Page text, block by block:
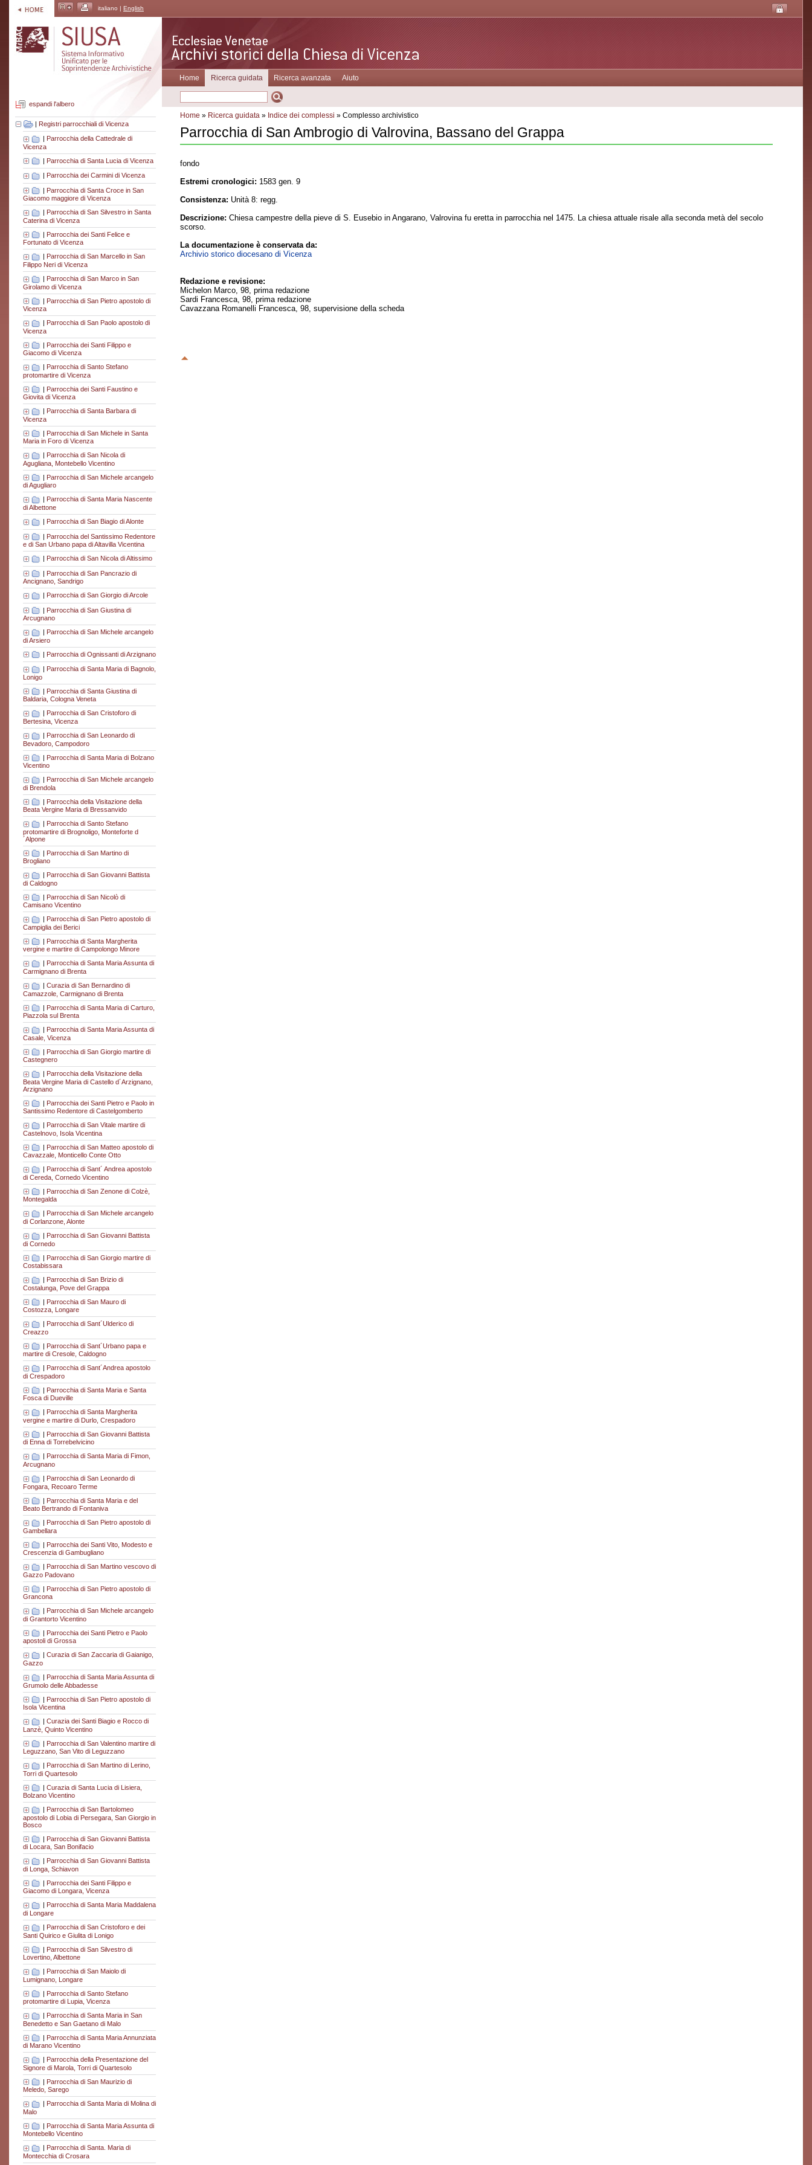
italiano | English
espandi l'albero
| Registri parrocchiali di Vicenza
| Parrocchia della Cattedrale di
Vicenza
| Parrocchia di Santa Lucia di Vicenza
Parrocchia dei Carmini di Vicenza
| Parrocchia di Santa Croce in San
Giacomo maggiore di Vicenza
Parrocchia di San Silvestro in Santa
Caterina di Vicenza
| Parrocchia dei Santi Felice e
Fortunato di Vicenza
Parrocchia di San Marcello in San
Filippo Neri di Vicenza
| Parrocchia di San Marco in San
Girolamo di Vicenza
| Parrocchia di San Pietro apostolo di
Vicenza
| Parrocchia di San Paolo apostolo di
Vicenza
| Parrocchia dei Santi Filippo e
Giacomo di Vicenza
| Parrocchia di Santo Stefano
protomartire di Vicenza
| Parrocchia dei Santi Faustino e
Giovita di Vicenza
Parrocchia di Santa Barbara di
Vicenza
| Parrocchia di San Michele in Santa
Maria in Foro di Vicenza
Parrocchia di San Nicola di
Agugliana, Montebello Vicentino
| Parrocchia di San Michele arcangelo
di Agugliaro
Parrocchia di Santa Maria Nascente
di Albettone
| Parrocchia di San Biagio di Alonte
| Parrocchia del Santissimo Redentore
e di San Urbano papa di Altavilla Vicentina
| Parrocchia di San Nicola di Altissimo
| Parrocchia di San Pancrazio di
Ancignano, Sandrigo
| Parrocchia di San Giorgio di Arcole
| Parrocchia di San Giustina di
Arcugnano
Parrocchia di San Michele arcangelo
di Arsiero
| Parrocchia di Ognissanti di Arzignano
Parrocchia di Santa Maria di Bagnolo,
Lonigo
| Parrocchia di Santa Giustina di
Baldaria, Cologna Veneta
Parrocchia di San Cristoforo di
Bertesina, Vicenza
| Parrocchia di San Leonardo di
Bevadoro, Campodoro
| Parrocchia di Santa Maria di Bolzano
Vicentino
| Parrocchia di San Michele arcangelo
di Brendola
| Parrocchia della Visitazione della
Beata Vergine Maria di Bressanvido
| Parrocchia di Santo Stefano
protomartire di Brognoligo, Monteforte d
´Alpone
| Parrocchia di San Martino di
Brogliano
Parrocchia di San Giovanni Battista
di Caldogno
| Parrocchia di San Nicolò di
Camisano Vicentino
Parrocchia di San Pietro apostolo di
Campiglia dei Berici
| Parrocchia di Santa Margherita
vergine e martire di Campolongo Minore
Parrocchia di Santa Maria Assunta di
Carmignano di Brenta
| Curazia di San Bernardino di
Camazzole, Carmignano di Brenta
| Parrocchia di Santa Maria di Carturo,
Piazzola sul Brenta
| Parrocchia di Santa Maria Assunta di
Casale, Vicenza
| Parrocchia di San Giorgio martire di
Castegnero
| Parrocchia della Visitazione della
Beata Vergine Maria di Castello d´Arzignano,
Arzignano
| Parrocchia dei Santi Pietro e Paolo in
Santissimo Redentore di Castelgomberto
Parrocchia di San Vitale martire di
Castelnovo, Isola Vicentina
| Parrocchia di San Matteo apostolo di
Cavazzale, Monticello Conte Otto
Parrocchia di Sant´ Andrea apostolo
di Cereda, Cornedo Vicentino
| Parrocchia di San Zenone di Colzè,
Montegalda
Parrocchia di San Michele arcangelo
di Corlanzone, Alonte
| Parrocchia di San Giovanni Battista
di Cornedo
| Parrocchia di San Giorgio martire di
Costabissara
| Parrocchia di San Brizio di
Costalunga, Pove del Grappa
| Parrocchia di San Mauro di
Costozza, Longare
Parrocchia di Sant´Ulderico di
Creazzo
| Parrocchia di Sant´Urbano papa e
martire di Cresole, Caldogno
Parrocchia di Sant´Andrea apostolo
di Crespadoro
| Parrocchia di Santa Maria e Santa
Fosca di Dueville
Parrocchia di Santa Margherita
vergine e martire di Durlo, Crespadoro
| Parrocchia di San Giovanni Battista
di Enna di Torrebelvicino
Parrocchia di Santa Maria di Fimon,
Arcugnano
| Parrocchia di San Leonardo di
Fongara, Recoaro Terme
| Parrocchia di Santa Maria e del
Beato Bertrando di Fontaniva
| Parrocchia di San Pietro apostolo di
Gambellara
| Parrocchia dei Santi Vito, Modesto e
Crescenzia di Gambugliano
Parrocchia di San Martino vescovo di
Gazzo Padovano
| Parrocchia di San Pietro apostolo di
Grancona
Parrocchia di San Michele arcangelo
di Grantorto Vicentino
| Parrocchia dei Santi Pietro e Paolo
apostoli di Grossa
Curazia di San Zaccaria di Gaianigo,
Gazzo
| Parrocchia di Santa Maria Assunta di
Grumolo delle Abbadesse
| Parrocchia di San Pietro apostolo di
Isola Vicentina
| Curazia dei Santi Biagio e Rocco di
Lanzè, Quinto Vicentino
| Parrocchia di San Valentino martire di
Leguzzano, San Vito di Leguzzano
| Parrocchia di San Martino di Lerino,
Torri di Quartesolo
| Curazia di Santa Lucia di Lisiera,
Bolzano Vicentino
Parrocchia di San Bartolomeo
apostolo di Lobia di Persegara, San Giorgio in
Bosco
| Parrocchia di San Giovanni Battista
di Locara, San Bonifacio
Parrocchia di San Giovanni Battista
di Longa, Schiavon
| Parrocchia dei Santi Filippo e
Giacomo di Longara, Vicenza
Parrocchia di Santa Maria Maddalena
di Longare
| Parrocchia di San Cristoforo e dei
Santi Quirico e Giulita di Lonigo
| Parrocchia di San Silvestro di
Lovertino, Albettone
| Parrocchia di San Maiolo di
Lumignano, Longare
| Parrocchia di Santo Stefano
protomartire di Lupia, Vicenza
| Parrocchia di Santa Maria in San
Benedetto e San Gaetano di Malo
| Parrocchia di Santa Maria Annunziata
di Marano Vicentino
Parrocchia della Presentazione del
Signore di Marola, Torri di Quartesolo
| Parrocchia di San Maurizio di
Meledo, Sarego
Parrocchia di Santa Maria di Molina di
Malo
| Parrocchia di Santa Maria Assunta di
Montebello Vicentino
Parrocchia di Santa. Maria di
Montecchia di Crosara
Home Ricerca guidata Ricerca avanzata Aiuto
Home » Ricerca guidata » Indice dei complessi » Complesso archivistico
Parrocchia di San Ambrogio di Valrovina, Bassano del Grappa
fondo
Estremi cronologici: 1583 gen. 9
Consistenza: Unità 8: regg.
Descrizione: Chiesa campestre della pieve di S. Eusebio in Angarano, Valrovina fu eretta in parrocchia nel 1475. La chiesa attuale risale alla seconda metà del secolo
scorso.
La documentazione è conservata da:
Archivio storico diocesano di Vicenza
Redazione e revisione:
Michelon Marco, 98, prima redazione
Sardi Francesca, 98, prima redazione
Cavazzana Romanelli Francesca, 98, supervisione della scheda